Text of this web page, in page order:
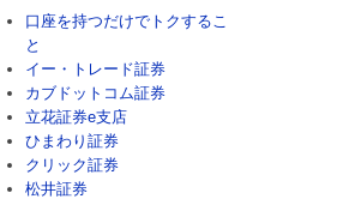
口座を持つだけでトクするこ
と
イー・トレード証券
カブドットコム証券
立花証券e支店
ひまわり証券
クリック証券
松井証券